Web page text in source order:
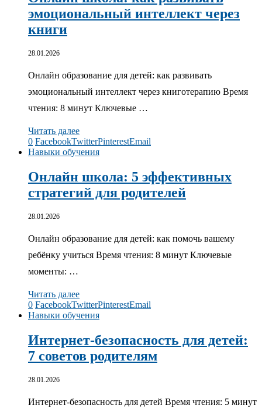
эмоциональный интеллект через
книги
28.01.2026
Онлайн образование для детей: как развивать
эмоциональный интеллект через книготерапию Время
чтения: 8 минут Ключевые …
Читать далее
0 FacebookTwitterPinterestEmail
Навыки обучения
Онлайн школа: 5 эффективных
стратегий для родителей
28.01.2026
Онлайн образование для детей: как помочь вашему
ребёнку учиться Время чтения: 8 минут Ключевые
моменты: …
Читать далее
0 FacebookTwitterPinterestEmail
Навыки обучения
Интернет-безопасность для детей:
7 советов родителям
28.01.2026
Интернет-безопасность для детей Время чтения: 5 минут